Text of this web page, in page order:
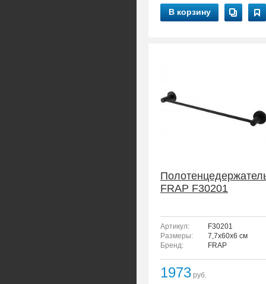
В корзину
FRAP F30201
Артикул:
F30201
Размеры:
7,7x60x6 см
Бренд:
FRAP
1973 руб.